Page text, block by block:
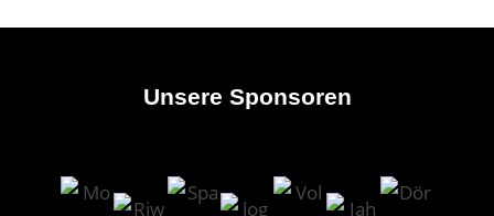
Unsere Sponsoren